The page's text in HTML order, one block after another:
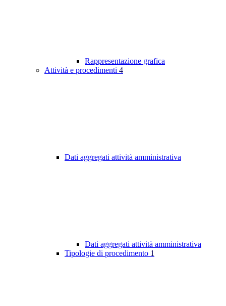
Rappresentazione grafica
Attività e procedimenti 4
Dati aggregati attività amministrativa
Dati aggregati attività amministrativa
Tipologie di procedimento 1